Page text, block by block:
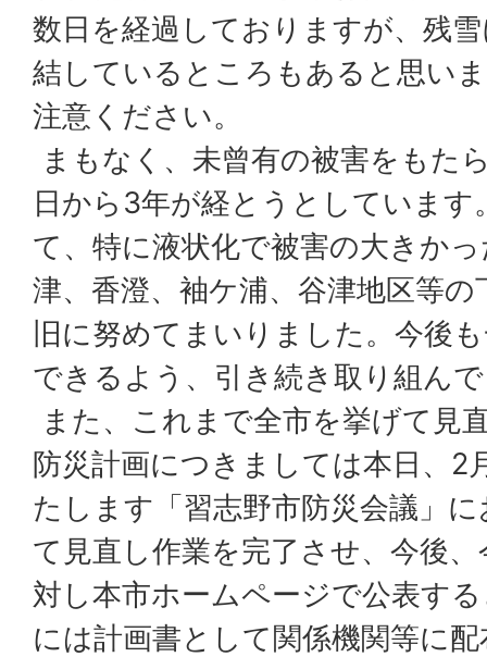
数日を経過しておりますが、残
結しているところもあると思い
注意ください。
まもなく、未曾有の被害をもた
日から3年が経とうとしています
て、特に液状化で被害の大きか
津、香澄、袖ケ浦、谷津地区等
旧に努めてまいりました。今後
できるよう、引き続き取り組ん
また、これまで全市を挙げて見
防災計画につきましては本日、2
たします「習志野市防災会議」
て見直し作業を完了させ、今後
対し本市ホームページで公表す
には計画書として関係機関等に